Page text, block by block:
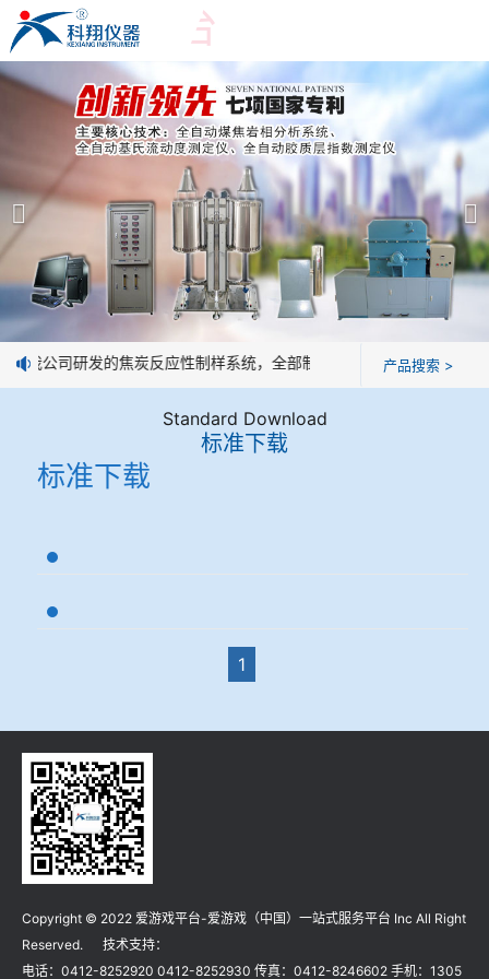
爱游戏平台
爱游戏平台
产品展示 ＞
爱游戏平台-爱游戏（中国）一站式服务平台
焦化行业检测及优化配煤设备
球团矿/烧结矿/块矿高温冶金性能检测系统
烧结/球团优化配矿研究设备
公司简介
爱游戏平台
企业业绩
技术交流
标准下载
：我公司研发的焦炭反应性制样系统，全部制样过程机械化操作，没
产品搜索 >
Standard Download
标准下载
标准下载
1
Copyright © 2022 爱游戏平台-爱游戏（中国）一站式服务平台 Inc All Right
Reserved. 技术支持：
电话：0412-8252920 0412-8252930 传真：0412-8246602 手机：1305